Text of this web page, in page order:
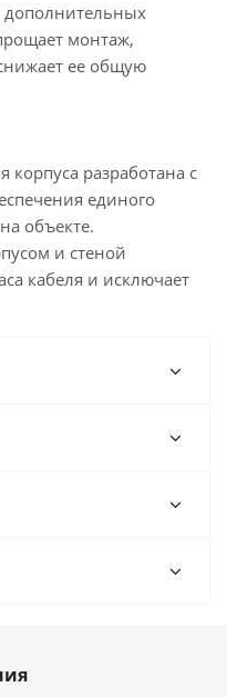
дополнительных
монтаж,
ее общую
разработана с
единого
объекте.
и стеной
кабеля и исключает